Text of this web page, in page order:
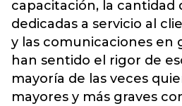
capacitación, la cantidad
dedicadas a servicio al
y las comunicaciones en
han sentido el rigor de
mayoría de las veces
mayores y más graves